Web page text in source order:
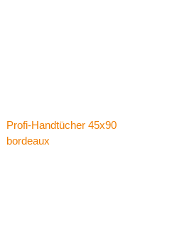
Profi-Handtücher 45x90
bordeaux